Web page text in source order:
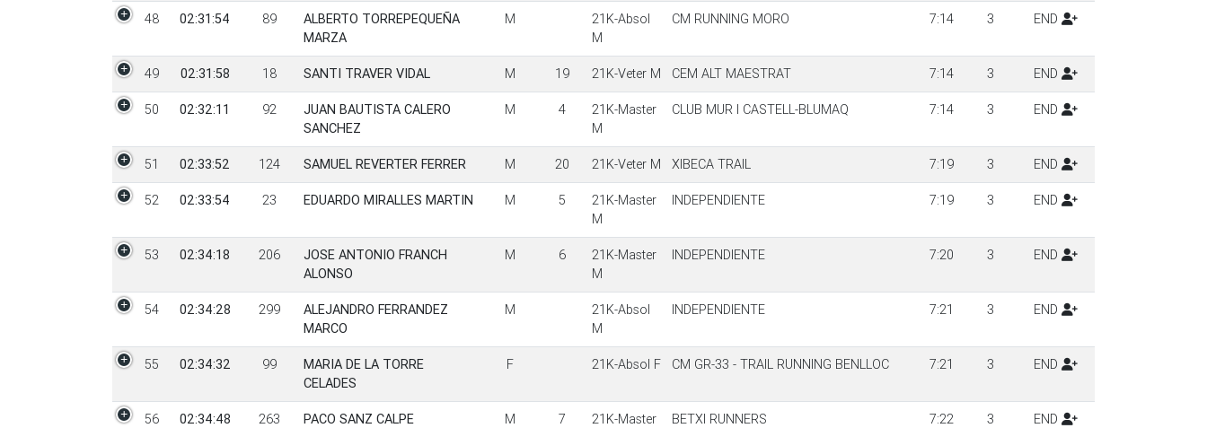
48 02:31:54 89
ALBERTO TORREPEQUEÑA
MARZA
M
21K-Absol
M
CM RUNNING MORO 7:14 3 END
49 02:31:58 18 SANTI TRAVER VIDAL M 19 21K-Veter M CEM ALT MAESTRAT 7:14 3 END
50 02:32:11 92
JUAN BAUTISTA CALERO
SANCHEZ
M 4
21K-Master
M
CLUB MUR I CASTELL-BLUMAQ 7:14 3 END
51 02:33:52 124 SAMUEL REVERTER FERRER M 20 21K-Veter M XIBECA TRAIL 7:19 3 END
52 02:33:54 23 EDUARDO MIRALLES MARTIN M 5
21K-Master
M
INDEPENDIENTE 7:19 3 END
53 02:34:18 206
JOSE ANTONIO FRANCH
ALONSO
M 6
21K-Master
M
INDEPENDIENTE 7:20 3 END
54 02:34:28 299
ALEJANDRO FERRANDEZ
MARCO
M
21K-Absol
M
INDEPENDIENTE 7:21 3 END
55 02:34:32 99
MARIA DE LA TORRE
CELADES
F 21K-Absol F CM GR-33 - TRAIL RUNNING BENLLOC 7:21 3 END
56 02:34:48 263 PACO SANZ CALPE M 7
21K-Master
BETXI RUNNERS 7:22 3 END